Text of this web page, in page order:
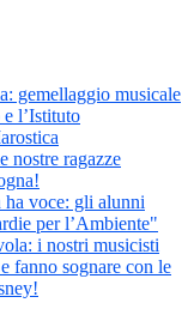
gemellaggio musicale
l’Istituto
nostre ragazze
ha voce: gli alunni
per l’Ambiente"
i nostri musicisti
fanno sognare con le